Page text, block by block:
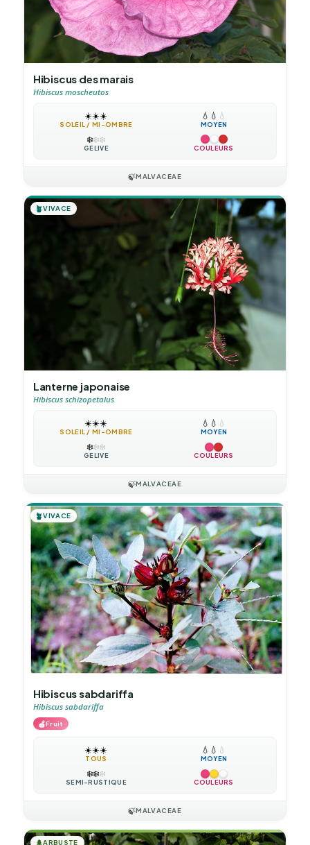
Hibiscus des marais
Hibiscus moscheutos
☀️☀️☀️
SOLEIL / MI-OMBRE
💧 💧 💧
MOYEN
❄️❄️❄️
GÉLIVE COULEURS
🍃MALVACEAE
🪴VIVACE
Lanterne japonaise
Hibiscus schizopetalus
☀️☀️☀️
SOLEIL / MI-OMBRE
💧 💧 💧
MOYEN
❄️❄️❄️
GÉLIVE COULEURS
🍃MALVACEAE
🪴VIVACE
Hibiscus sabdariffa
Hibiscus sabdariffa
🍎Fruit
☀️☀️☀️
TOUS
💧 💧 💧
MOYEN
❄️❄️❄️
SEMI-RUSTIQUE COULEURS
🍃MALVACEAE
🌲ARBUSTE